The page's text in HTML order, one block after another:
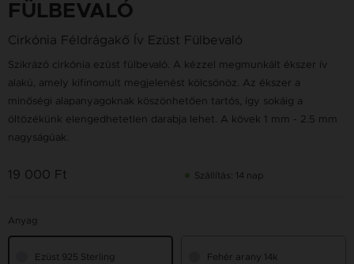
FÜLBEVALÓ
Cirkónia Féldrágakő Ív Ezüst Fülbevaló
Szikrázó cirkónia ezüst fülbevaló. A kézzel megmunkált ékszer ív
alakú, amely kifinomult megjelenést kölcsönöz. Az ékszer a
minőségi alapanyagoknak köszönhetően tartós, így sokáig a
öltözékünk elengedhetetlen darabja lehet. A kövek 1 mm - 2.5 mm
nagyságúak.
19 000 Ft Szállítás: 14 nap
Anyag
Ezüst 925 Sterling Fehér arany 14k